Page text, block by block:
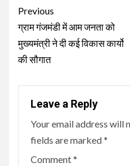
Continue
Reading
Previous
ग्राम गंजमंडी में आम जनता को
मुख्यमंत्री ने दी कई विकास कार्यो
की सौगात
Leave a Reply
Your email address will
fields are marked*
Comment*